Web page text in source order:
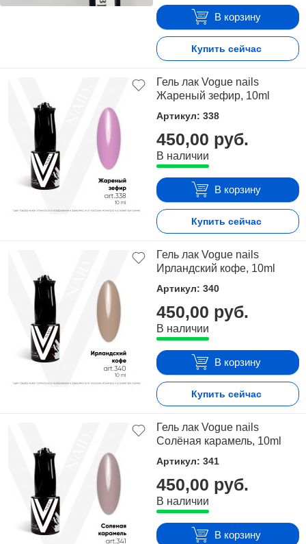
В корзину
Купить сейчас
Гель лак Vogue nails
Жареный зефир, 10ml
Артикул: 338
450,00 руб.
В наличии
В корзину
Купить сейчас
Гель лак Vogue nails
Ирландский кофе, 10ml
Артикул: 340
450,00 руб.
В наличии
В корзину
Купить сейчас
Гель лак Vogue nails
Солёная карамель, 10ml
Артикул: 341
450,00 руб.
В наличии
В корзину